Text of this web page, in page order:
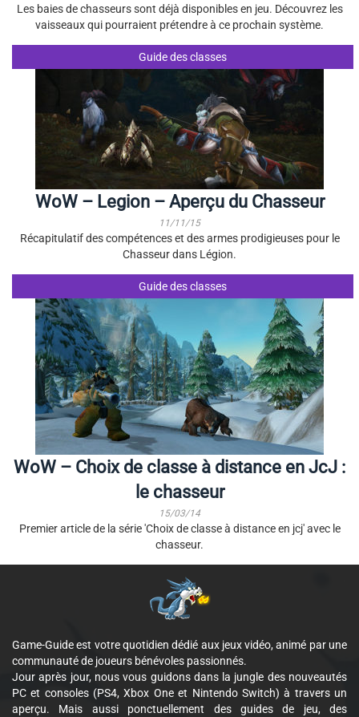
Les baies de chasseurs sont déjà disponibles en jeu. Découvrez les
vaisseaux qui pourraient prétendre à ce prochain système.
Guide des classes
WoW – Legion – Aperçu du Chasseur
11/11/15
Récapitulatif des compétences et des armes prodigieuses pour le
Chasseur dans Légion.
Guide des classes
WoW – Choix de classe à distance en JcJ :
le chasseur
15/03/14
Premier article de la série 'Choix de classe à distance en jcj' avec le
chasseur.
Game-Guide est votre quotidien dédié aux jeux vidéo, animé par une
communauté de joueurs bénévoles passionnés.
Jour après jour, nous vous guidons dans la jungle des nouveautés
PC et consoles (PS4, Xbox One et Nintendo Switch) à travers un
aperçu. Mais aussi ponctuellement des guides de jeu, des